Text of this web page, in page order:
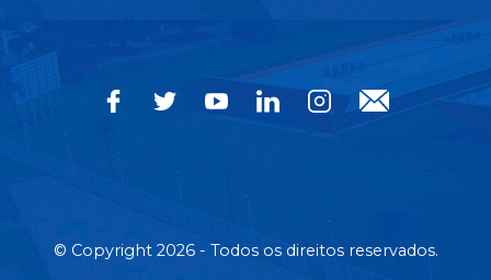
© Copyright 2026 - Todos os direitos reservados.